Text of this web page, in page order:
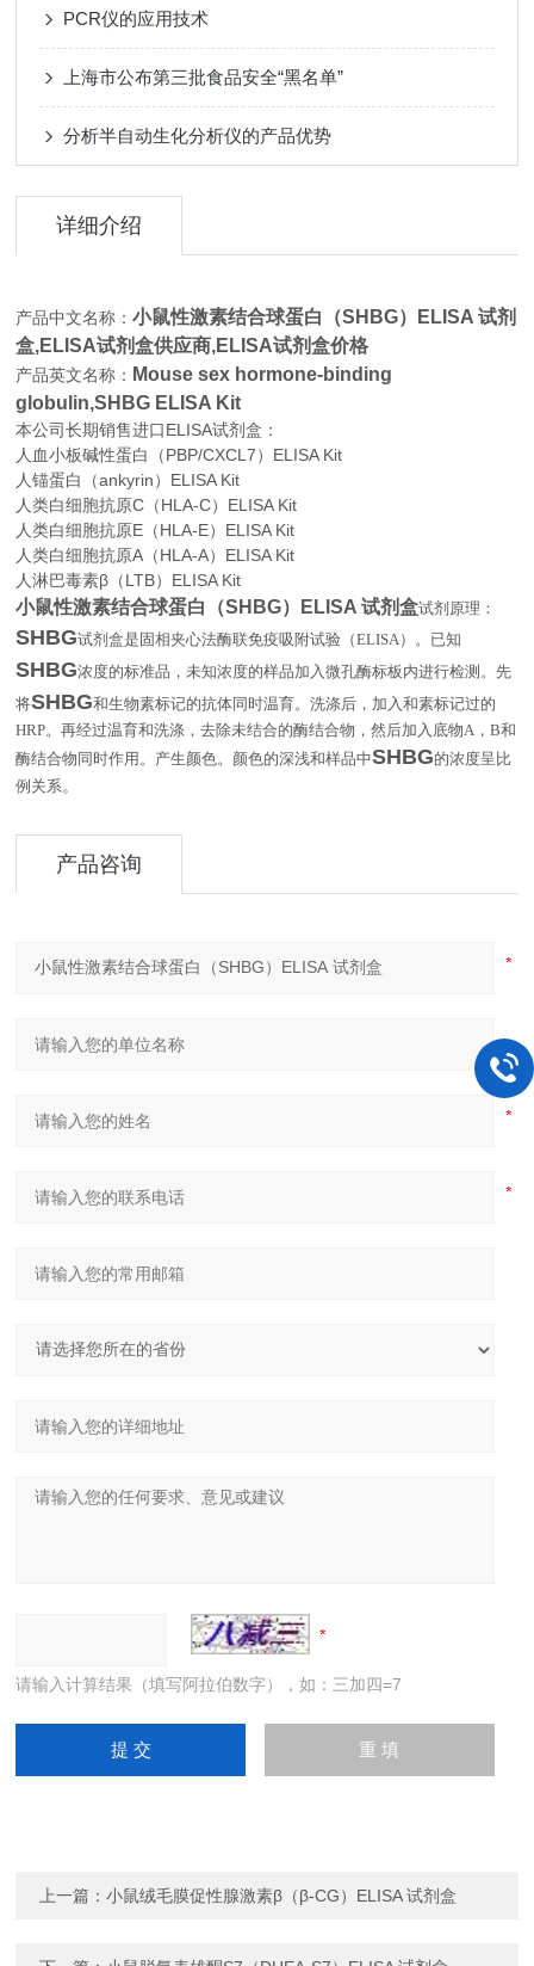
PCR仪的应用技术
上海市公布第三批食品安全“黑名单”
分析半自动生化分析仪的产品优势
详细介绍
产品中文名称：小鼠性激素结合球蛋白（SHBG）ELISA 试剂
盒,ELISA试剂盒供应商,ELISA试剂盒价格
产品英文名称： Mouse sex hormone-binding
globulin,SHBG ELISA Kit
本公司长期销售进口ELISA试剂盒：
人血小板碱性蛋白（PBP/CXCL7）ELISA Kit
人锚蛋白（ankyrin）ELISA Kit
人类白细胞抗原C（HLA-C）ELISA Kit
人类白细胞抗原E（HLA-E）ELISA Kit
人类白细胞抗原A（HLA-A）ELISA Kit
人淋巴毒素β（LTB）ELISA Kit
小鼠性激素结合球蛋白（SHBG）ELISA 试剂盒试剂原理：
SHBG试剂盒是固相夹心法酶联免疫吸附试验（ELISA）。已知
SHBG浓度的标准品，未知浓度的样品加入微孔酶标板内进行检测。先
将SHBG和生物素标记的抗体同时温育。洗涤后，加入和素标记过的
HRP。再经过温育和洗涤，去除未结合的酶结合物，然后加入底物A ，B和
酶结合物同时作用。产生颜色。颜色的深浅和样品中SHBG的浓度呈比
例关系。
产品咨询
请输入计算结果（填写阿拉伯数字），如：三加四=7
上一篇：小鼠绒毛膜促性腺激素β（β-CG）ELISA 试剂盒